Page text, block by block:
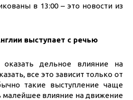
в 13:00 – это новости из
выступает с речью
дельное влияние на
все это зависит только от
такие выступление чаще
малейшее влияние на движение